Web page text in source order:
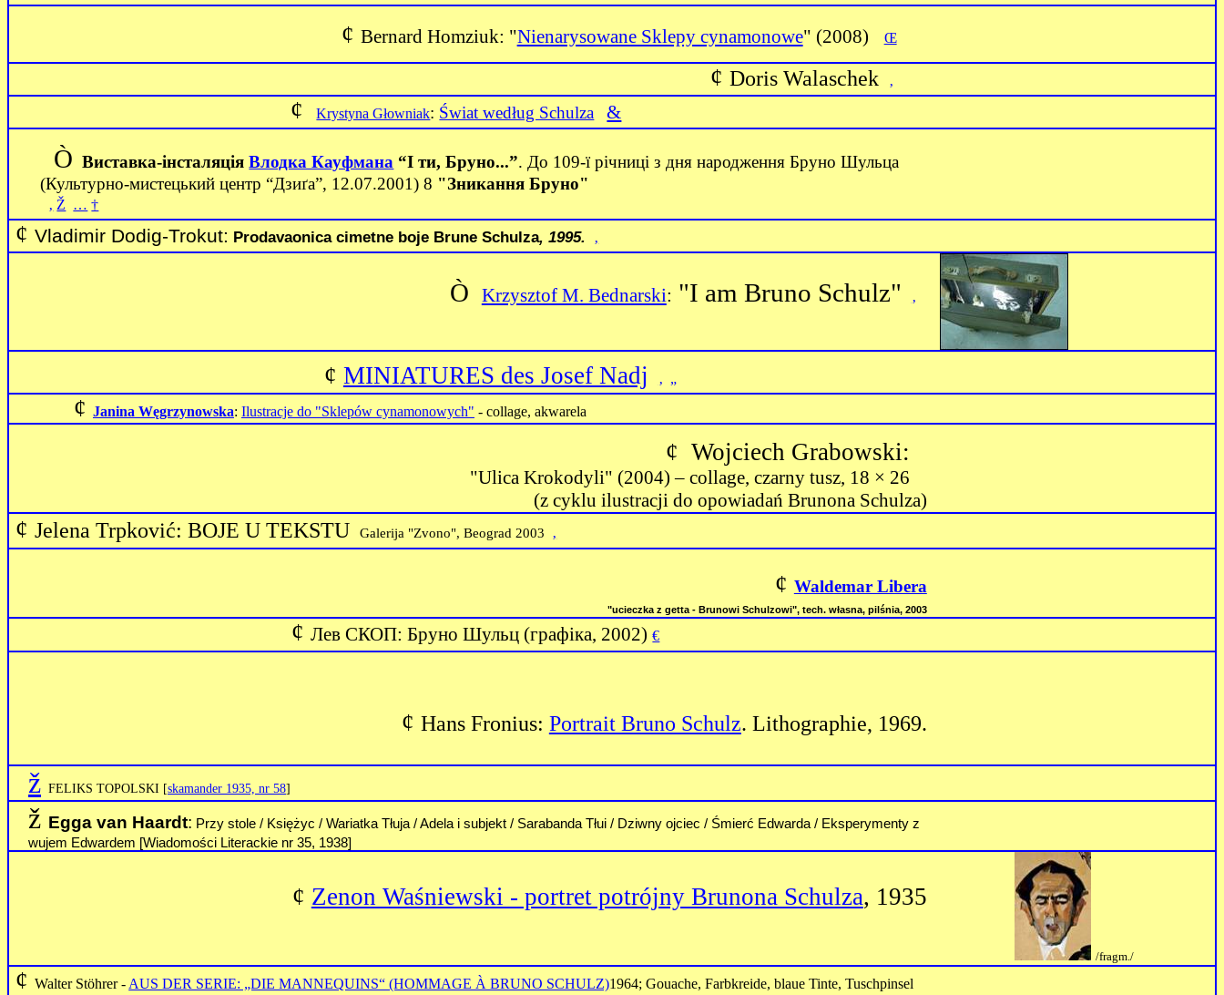
¢ Bernard Homziuk: "Nienarysowane Sklepy cynamonowe" (2008) Œ
¢ Doris Walaschek ‚
¢ Krystyna Głowniak: Świat według Schulza &
Ò Виставка-інсталяціяВлодка Кауфмана “І ти, Бруно...”. До 109-ї річниці з дня народження Бруно Шульца
(Культурно-мистецький центр “Дзиґа”, 12.07.2001)8 "Зникання Бруно"
‚ Ž … †
¢ Vladimir Dodig-Trokut: Prodavaonica cimetne boje Brune Schulza, 1995. ‚
Ò Krzysztof M. Bednarski: "I am Bruno Schulz" ‚
¢ MINIATURES des Josef Nadj ‚ „
¢ Janina Węgrzynowska: Ilustracje do "Sklepów cynamonowych" - collage, akwarela
¢ Wojciech Grabowski:
"Ulica Krokodyli" (2004) – collage, czarny tusz, 18 × 26
(z cyklu ilustracji do opowiadań Brunona Schulza)
¢ Jelena Trpković: BOJE U TEKSTU Galerija "Zvono", Beograd 2003 ‚
¢ Waldemar Libera
"ucieczka z getta - Brunowi Schulzowi", tech. własna, pilśnia, 2003
¢ ЛевСКОП: Бруно Шульц (графіка, 2002) €
¢ Hans Fronius: Portrait Bruno Schulz. Lithographie, 1969.
ž FELIKS TOPOLSKI [skamander 1935, nr 58]
ž Egga van Haardt: Przy stole / Księżyc / Wariatka Tłuja / Adela i subjekt / Sarabanda Tłui / Dziwny ojciec / Śmierć Edwarda / Eksperymenty z
wujem Edwardem [Wiadomości Literackie nr 35, 1938]
¢ Zenon Waśniewski - portret potrójny Brunona Schulza, 1935
/fragm./
¢ Walter Stöhrer - AUS DER SERIE: „DIE MANNEQUINS“ (HOMMAGE À BRUNO SCHULZ)1964; Gouache, Farbkreide, blaue Tinte, Tuschpinsel